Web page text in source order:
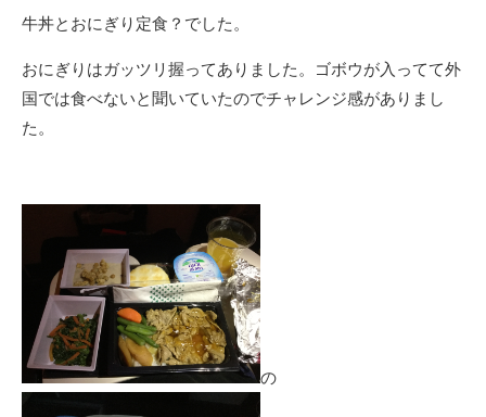
牛丼とおにぎり定食？でした。
おにぎりはガッツリ握ってありました。ゴボウが入ってて外
国では食べないと聞いていたのでチャレンジ感がありまし
た。
の